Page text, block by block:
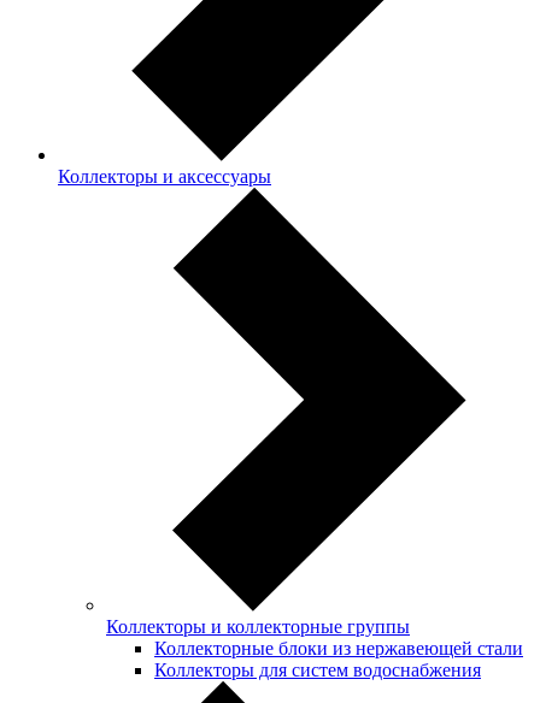
Коллекторы и аксессуары
Коллекторы и коллекторные группы
Коллекторные блоки из нержавеющей стали
Коллекторы для систем водоснабжения